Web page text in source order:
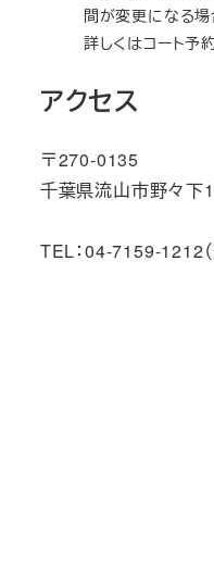
間が変更になる場
詳しくはコート予
アクセス
〒270-0135
千葉県流山市野々下
TEL：04-7159-1212